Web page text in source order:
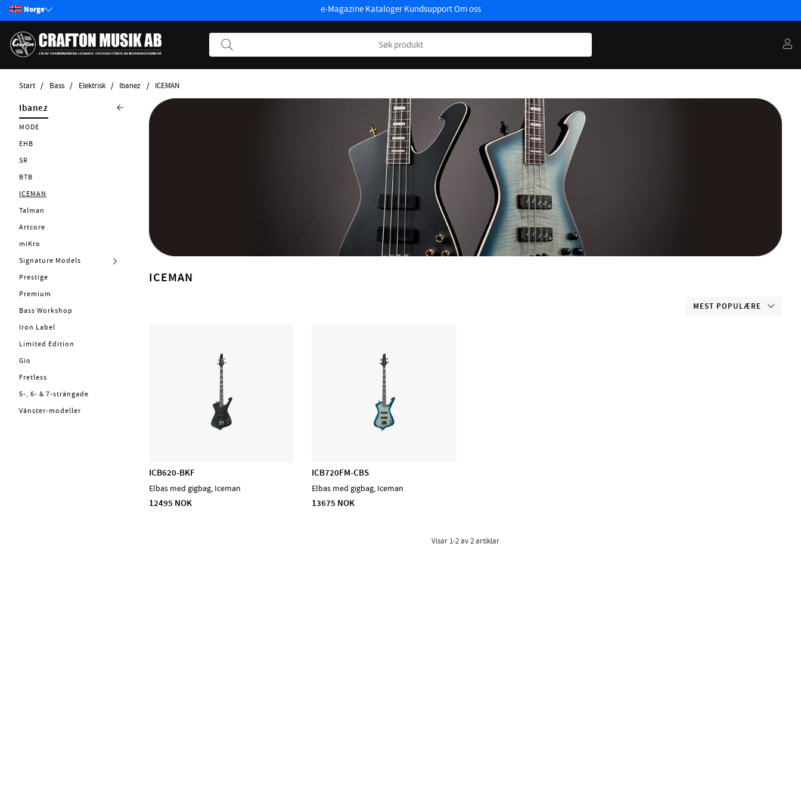
Norge e-Magazine Kataloger KundsupportOm oss
Start Bass Elektrisk Ibanez ICEMAN
Produkter
Start / Nyheter
Gitar
Bass
Elektrisk
Ibanez
MODE
EHB
SR
BTB
ICEMAN
Talman
Artcore
miKro
Signature Models
Prestige
Premium
Bass Workshop
Iron Label
Limited Edition
Gio
Fretless
5-, 6- & 7-strängade
Vänster-modeller
NS Elbas
Akustisk
Pickups
Effektpedaler
Annet strengeinstrumenter
Tilbehør Strengerinstrumenter
Strenger
Forsterker
Kabler
Trommer
Cymbaler
Concert & Marching
Percussion
Stomp box
Lydhealing
Stryk
Blås
PA, Mixer, Mikrofoner
ICEMAN
MEST POPULÆRE
ICB620-BKF
Elbas med gigbag, Iceman
12495 NOK
ICB720FM-CBS
Elbas med gigbag, Iceman
13675 NOK
Visar 1-2av2artiklar